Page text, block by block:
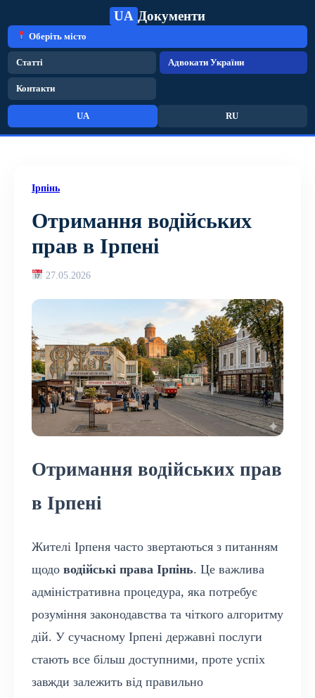
UA Документи
Оберіть місто
Статті Адвокати України
Контакти
UA RU
Ірпінь
Отримання водійських
прав в Ірпені
27.05.2026
Отримання водійських прав
в Ірпені
Жителі Ірпеня часто звертаються з питанням
щодо водійські права Ірпінь. Це важлива
адміністративна процедура, яка потребує
розуміння законодавства та чіткого алгоритму
дій. У сучасному Ірпені державні послуги
стають все більш доступними, проте успіх
завжди залежить від правильно